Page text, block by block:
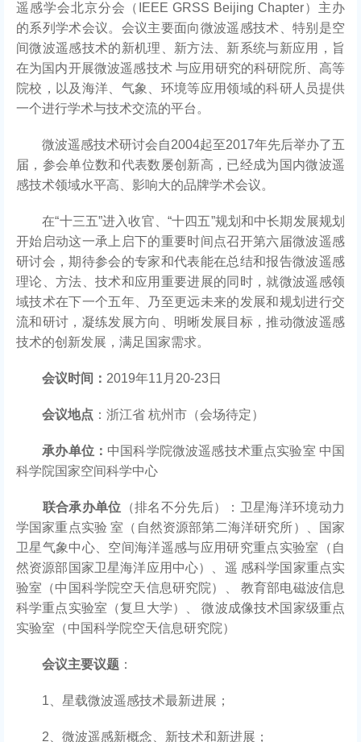
遥感学会北京分会（IEEE GRSS Beijing Chapter）主办
的系列学术会议。会议主要面向微波遥感技术、特别是空
间微波遥感技术的新机理、新方法、新系统与新应用，旨
在为国内开展微波遥感技术 与应用研究的科研院所、高等
院校，以及海洋、气象、环境等应用领域的科研人员提供
一个进行学术与技术交流的平台。
微波遥感技术研讨会自2004起至2017年先后举办了五
届，参会单位数和代表数屡创新高，已经成为国内微波遥
感技术领域水平高、影响大的品牌学术会议。
在“十三五”进入收官、“十四五”规划和中长期发展规划
开始启动这一承上启下的重要时间点召开第六届微波遥感
研讨会，期待参会的专家和代表能在总结和报告微波遥感
理论、方法、技术和应用重要进展的同时，就微波遥感领
域技术在下一个五年、乃至更远未来的发展和规划进行交
流和研讨，凝练发展方向、明晰发展目标，推动微波遥感
技术的创新发展，满足国家需求。
会议时间： 2019年11月20-23日
会议地点 ：浙江省 杭州市（会场待定）
承办单位： 中国科学院微波遥感技术重点实验室 中国
科学院国家空间科学中心
联合承办单位 （排名不分先后）：卫星海洋环境动力
学国家重点实验 室（自然资源部第二海洋研究所）、国家
卫星气象中心、空间海洋遥感与应用研究重点实验室（自
然资源部国家卫星海洋应用中心）、遥 感科学国家重点实
验室（中国科学院空天信息研究院）、 教育部电磁波信息
科学重点实验室（复旦大学）、 微波成像技术国家级重点
实验室（中国科学院空天信息研究院）
会议主要议题 ：
1、星载微波遥感技术最新进展；
2、微波遥感新概念、新技术和新进展；